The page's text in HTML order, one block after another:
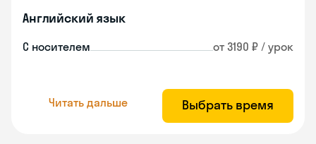
Английский язык
С носителем от 3190 ₽ / урок
Читать дальше Выбрать время